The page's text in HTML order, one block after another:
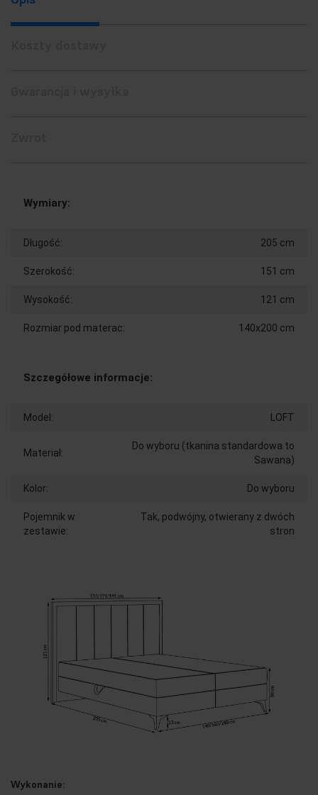
Wymiary:
Długość: 205 cm
Szerokość: 151 cm
Wysokość: 121 cm
Rozmiar pod materac: 140x200 cm
Szczegółowe informacje:
Model: LOFT
Materiał:
Do wyboru (tkanina standardowa to
Sawana)
Kolor: Do wyboru
Pojemnik w
zestawie:
Tak, podwójny, otwierany z dwóch
stron
Wykonanie: